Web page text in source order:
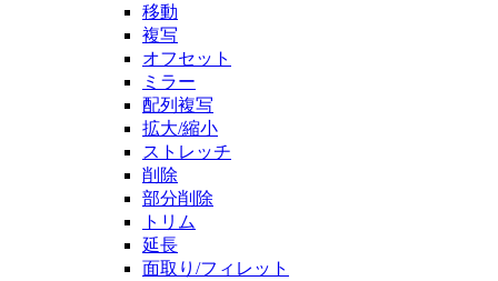
移動
複写
オフセット
ミラー
配列複写
拡大/縮小
ストレッチ
削除
部分削除
トリム
延長
面取り/フィレット